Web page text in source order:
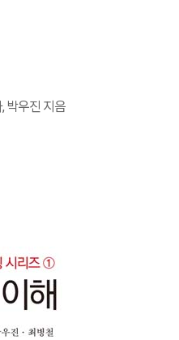
박우진 지음